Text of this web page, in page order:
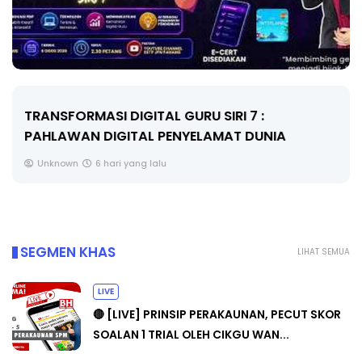
TRANSFORMASI DIGITAL GURU SIRI 7 :
PAHLAWAN DIGITAL PENYELAMAT DUNIA
Unknown 6 hari yang lalu
LIHAT SEMUA
SEGMEN KHAS
LIVE
🔴 [LIVE] PRINSIP PERAKAUNAN, PECUT SKOR
SOALAN 1 TRIAL OLEH CIKGU WAN...